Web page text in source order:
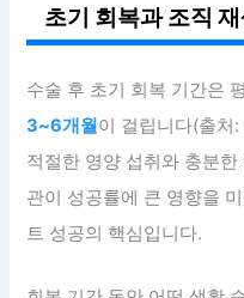
초기 회복과 조직
수술 후 초기 회복 기간은
3~6개월이 걸립니다(출처
적절한 영양 섭취와 충분
관이 성공률에 큰 영향을
트 성공의 핵심입니다.